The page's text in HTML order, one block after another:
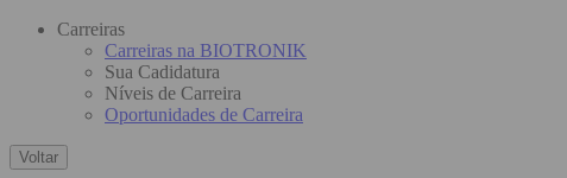
Carreiras
Carreiras na BIOTRONIK
Sua Cadidatura
Níveis de Carreira
Oportunidades de Carreira
Voltar